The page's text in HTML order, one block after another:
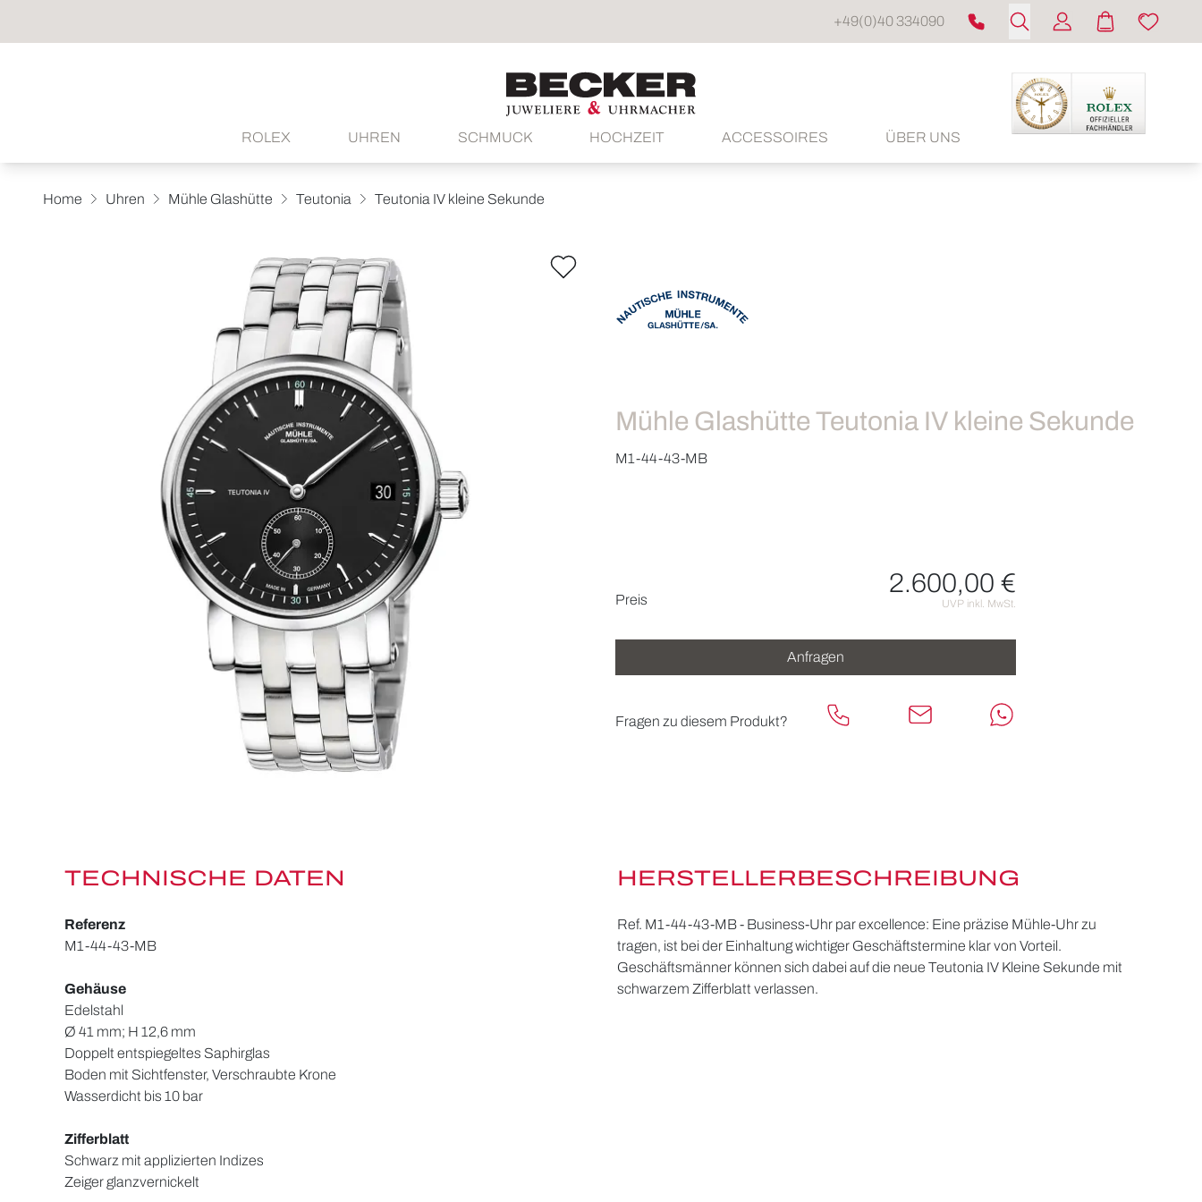
+49(0)40 334090
ROLEX UHREN SCHMUCK HOCHZEIT ACCESSOIRES ÜBER UNS
Home Uhren Mühle Glashütte Teutonia Teutonia IV kleine Sekunde
Mühle Glashütte Teutonia IV kleine Sekunde
M1-44-43-MB
Preis
2.600,00 €
UVP inkl. MwSt.
Anfragen
Fragen zu diesem Produkt?
TECHNISCHE DATEN
Referenz
M1-44-43-MB
Gehäuse
Edelstahl
Ø 41 mm; H 12,6 mm
Doppelt entspiegeltes Saphirglas
Boden mit Sichtfenster, Verschraubte Krone
Wasserdicht bis 10 bar
Zifferblatt
Schwarz mit applizierten Indizes
Zeiger glanzvernickelt
HERSTELLERBESCHREIBUNG
Ref. M1-44-43-MB - Business-Uhr par excellence: Eine präzise Mühle-Uhr zu
tragen, ist bei der Einhaltung wichtiger Geschäftstermine klar von Vorteil.
Geschäftsmänner können sich dabei auf die neue Teutonia IV Kleine Sekunde mit
schwarzem Zifferblatt verlassen.